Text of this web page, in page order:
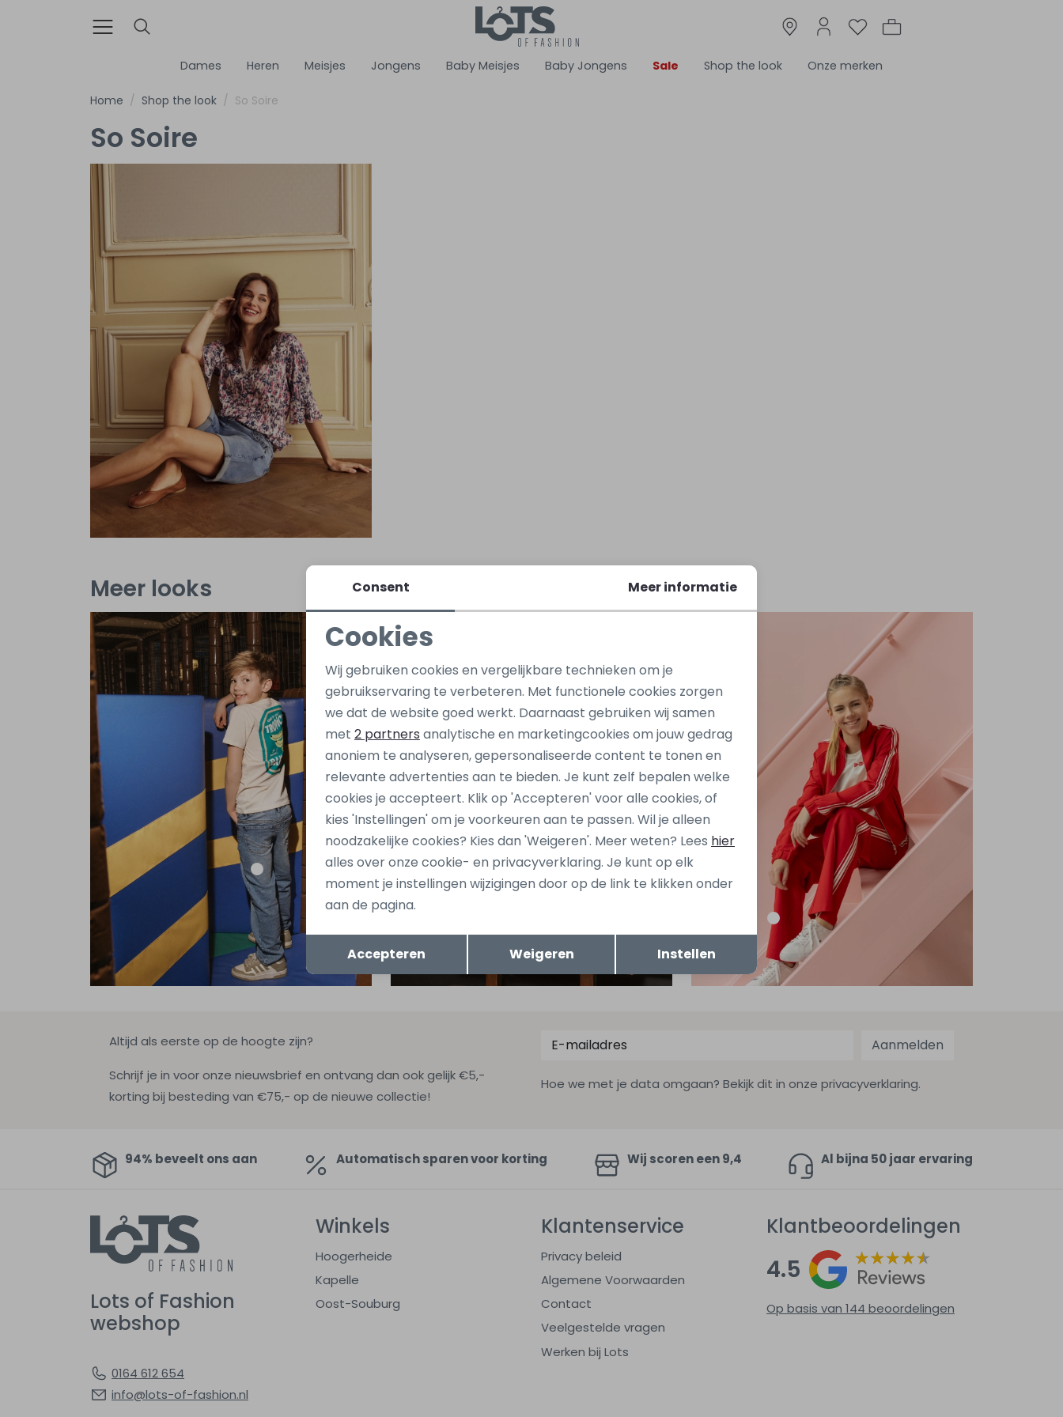
Dames Heren Meisjes Jongens Baby Meisjes Baby Jongens Sale Shop the look Onze merken
Home Shop the look So Soire
So Soire
Meer looks
Altijd als eerste op de hoogte zijn?
Schrijf je in voor onze nieuwsbrief en ontvang dan ook gelijk €5,-
korting bij besteding van €75,- op de nieuwe collectie!
Aanmelden
Hoe we met je data omgaan? Bekijk dit in onze privacyverklaring.
94% beveelt ons aan Automatisch sparen voor korting Wij scoren een 9,4 Al bijna 50 jaar ervaring
Lots of Fashion
webshop
0164 612 654
info@lots-of-fashion.nl
Winkels
Hoogerheide
Kapelle
Oost-Souburg
Klantenservice
Privacy beleid
Algemene Voorwaarden
Contact
Veelgestelde vragen
Werken bij Lots
Klantbeoordelingen
4.5
Op basis van 144 beoordelingen
Noodzakelijke cookies
Analytische cookies Marketing cookies
Terug Opslaan
Consent Meer informatie
Cookies
Wij gebruiken cookies en vergelijkbare technieken om je
gebruikservaring te verbeteren. Met functionele cookies zorgen
we dat de website goed werkt. Daarnaast gebruiken wij samen
met 2 partners analytische en marketingcookies om jouw gedrag
anoniem te analyseren, gepersonaliseerde content te tonen en
relevante advertenties aan te bieden. Je kunt zelf bepalen welke
cookies je accepteert. Klik op 'Accepteren' voor alle cookies, of
kies 'Instellingen' om je voorkeuren aan te passen. Wil je alleen
noodzakelijke cookies? Kies dan 'Weigeren'. Meer weten? Lees hier
alles over onze cookie- en privacyverklaring. Je kunt op elk
moment je instellingen wijzigingen door op de link te klikken onder
aan de pagina.
Accepteren Weigeren Instellen